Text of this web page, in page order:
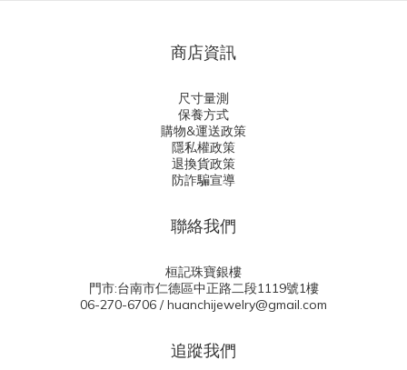
商店資訊
尺寸量測
保養方式
購物&運送政策
隱私權政策
退換貨政策
防詐騙宣導
聯絡我們
桓記珠寶銀樓
門市:台南市仁德區中正路二段1119號1樓
06-270-6706 / huanchijewelry@gmail.com
追蹤我們